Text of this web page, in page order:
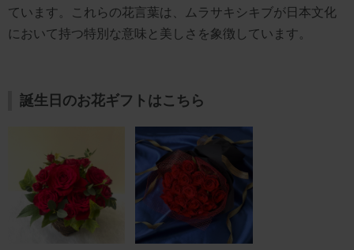
ています。これらの花言葉は、ムラサキシキブが日本文化
において持つ特別な意味と美しさを象徴しています。
誕生日のお花ギフトはこちら